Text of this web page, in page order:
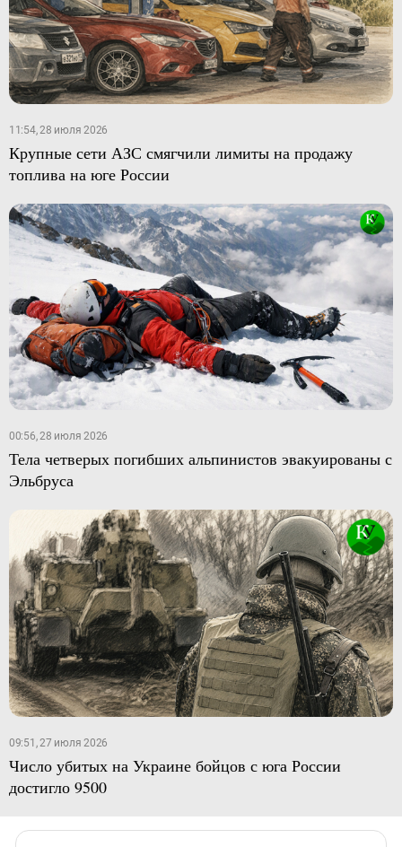
11:54, 28 июля 2026
Крупные сети АЗС смягчили лимиты на продажу
топлива на юге России
00:56, 28 июля 2026
Тела четверых погибших альпинистов эвакуированы с
Эльбруса
09:51, 27 июля 2026
Число убитых на Украине бойцов с юга России
достигло 9500